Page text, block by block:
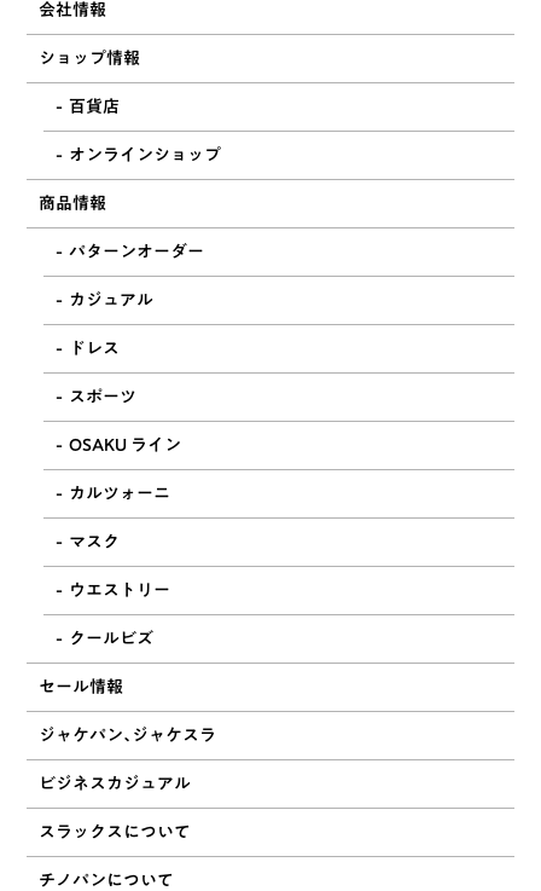
会社情報
ショップ情報
百貨店
オンラインショップ
商品情報
パターンオーダー
カジュアル
ドレス
スポーツ
OSAKU ライン
カルツォーニ
マスク
ウエストリー
クールビズ
セール情報
ジャケパン、ジャケスラ
ビジネスカジュアル
スラックスについて
チノパンについて